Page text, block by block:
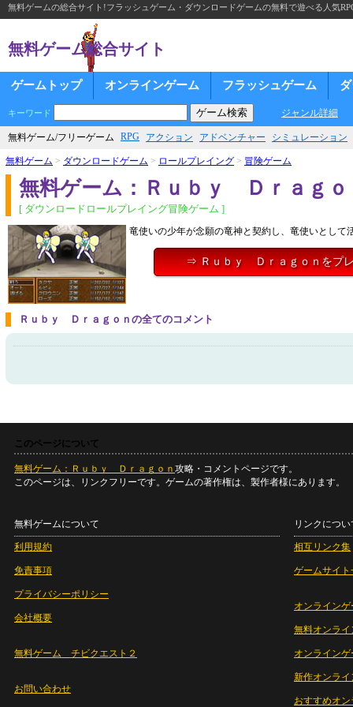
無料ゲームの総合サイト!フラッシュゲーム・ダウンロードゲームの無料で遊べる人気
無料ゲーム総合サイト
ゲームトップ オンラインゲーム フラッシュゲーム
キーワード ジャンル詳細
無料ゲーム/フリーゲーム RPG アクション アドベンチャー シミュレーション
無料ゲーム > ダウンロードゲーム > ロールプレイング > 冒険ゲーム
無料ゲーム：Ｒｕｂｙ Ｄｒａｇｏ
[ ダウンロードロールプレイング冒険ゲーム ]
竜使いの少年が念願の竜神と契約し、竜使いとして
⇒ Ｒｕｂｙ Ｄｒａｇｏｎをプ
Ｒｕｂｙ Ｄｒａｇｏｎの全てのコメント
このページについて
無料ゲーム：Ｒｕｂｙ Ｄｒａｇｏｎ 攻略・コメントページです。
このページは、リンクフリーです。ゲームの著作権は、製作者様にあります。
無料ゲームについて
利用規約
免責事項
プライバシーポリシー
会社概要
無料ゲーム チビクエスト２
お問い合わせ
リンクについ
相互リンク集
ゲームサイト
オンラインゲ
無料オンライ
オンライン
新作オンライ
おすすめオ